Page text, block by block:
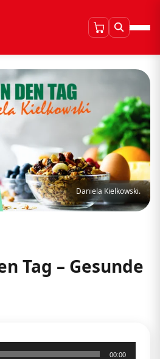
Daniela Kielkowski.
Tag – Gesunde
00:00